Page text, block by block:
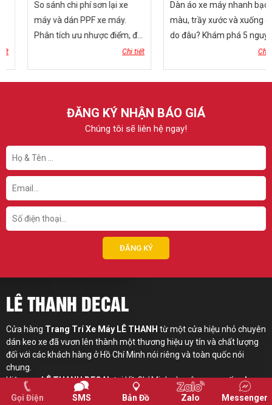
So sánh chi phí sơn lại xe
máy và dán PPF xe máy.
Phân tích ưu nhược điểm, độ
Lê Thanh Decal. Click xem
Chi tiết
nhanh
Dàn áo xe máy nhanh bạc
màu, trầy xước và xuống cấp
do đâu? Khám phá 5 nguyên
PPF TPU tại Lê Thanh Decal.
Chi tiết
ĐĂNG KÝ NHẬN BÁO GIÁ
Chúng tôi sẽ liên hệ ngay!
LÊ THANH DECAL
Cửa hàng Trang Trí Xe Máy LÊ THANH từ một cửa hiệu nhỏ chuyên
dán keo xe đã vươn lên thành một thương hiệu uy tín và chất lượng
đối với các khách hàng ở Hồ Chí Minh nói riêng và toàn quốc nói
chung.
Hiện nay,LÊ THANHDECALtại Hồ Chí Minh chuyêncung cấp phụ
tùng xe máy
dán keo xe trang trí xe máy ( độ xe, thiết kế tem xe,
Gọi Điện SMS Bản Đồ Zalo Messenger